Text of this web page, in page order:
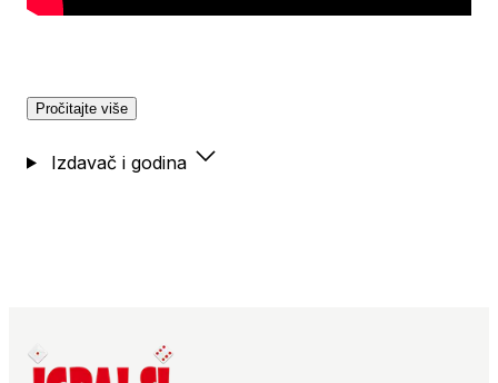
Pročitajte više
Izdavač i godina